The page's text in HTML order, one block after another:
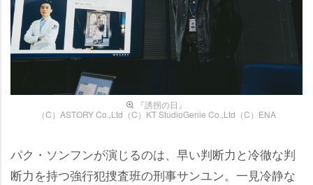
『誘拐の日』
（C）ASTORY Co.,Ltd（C）KT StudioGenie Co.,Ltd（C）ENA
パク・ソンフンが演じるのは、早い判断力と冷徹な判
断力を持つ強行犯捜査班の刑事サンユン。一見冷静な